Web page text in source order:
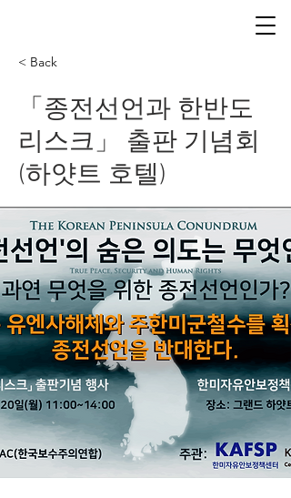
< Back
「종전선언과 한반도
리스크」 출판 기념회
(하얏트 호텔)